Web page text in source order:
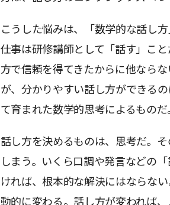
こうした悩みは、「数学的な話し
仕事は研修講師として「話す」こ
方で信頼を得てきたからに他なら
が、分かりやすい話し方ができる
て育まれた数学的思考によるものだ
話し方を決めるものは、思考だ。
しまう。いくら口調や発言などの
ければ、根本的な解決にはならな
動的に変わる。話し方が変われば、